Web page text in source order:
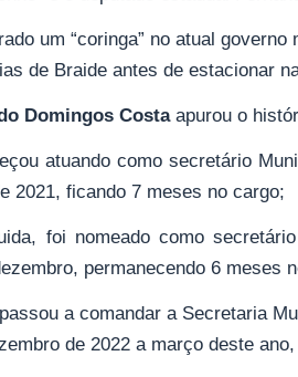
um “coringa” no atual
de Braide antes de estacionar
Domingos Costaapurou o
atuando como secretário
2021, ficando 7 meses no cargo;
foi nomeado como
permanecendo 6 meses
a comandar a Secretaria
de 2022 a março deste